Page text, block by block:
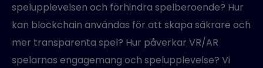
spelupplevelsen och förhindra spelberoende? Hur
kan blockchain användas för att skapa säkrare och
mer transparenta spel? Hur påverkar VR/AR
spelarnas engagemang och spelupplevelse? Vi